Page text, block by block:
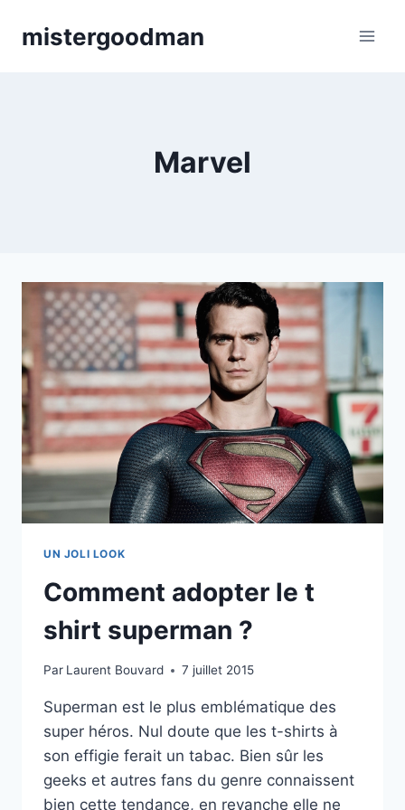
mistergoodman
Marvel
UN JOLI LOOK
Comment adopter le t
shirt superman ?
Par Laurent Bouvard 7 juillet 2015
Superman est le plus emblématique des
super héros. Nul doute que les t-shirts à
son effigie ferait un tabac. Bien sûr les
geeks et autres fans du genre connaissent
bien cette tendance, en revanche elle ne